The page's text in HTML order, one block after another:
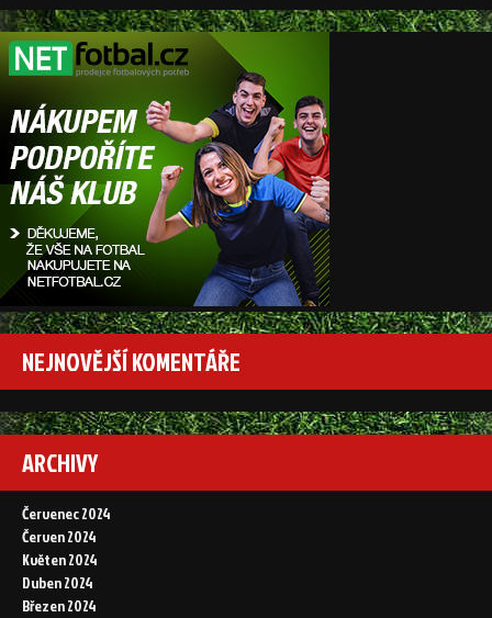
NEJNOVĚJŠÍ KOMENTÁŘE
ARCHIVY
Červenec 2024
Červen 2024
Květen 2024
Duben 2024
Březen 2024